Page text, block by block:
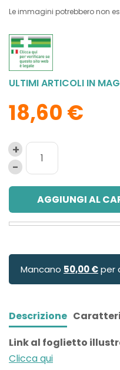
Le immagini potrebbero non
ULTIMI ARTICOLI IN
18,60 €
AGGIUNGI AL
Mancano 50,00 €per
Descrizione
Link al foglietto
Clicca qui